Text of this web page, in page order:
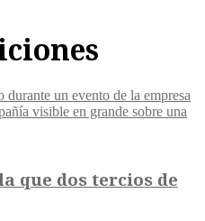
que dos tercios de